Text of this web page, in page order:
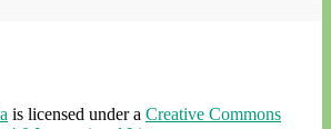
is licensed under a Creative Commons